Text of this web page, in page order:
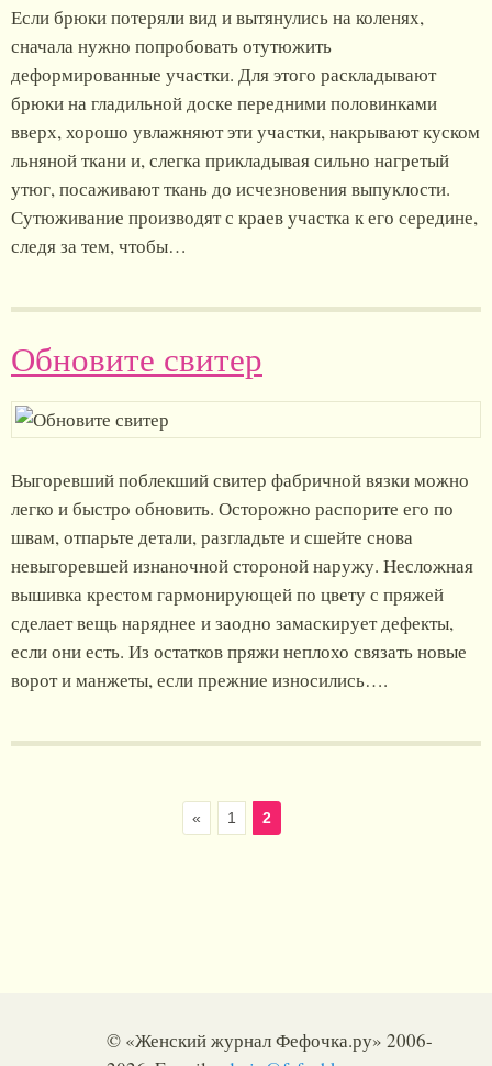
Если брюки потеряли вид и вытянулись на коленях,
сначала нужно попробовать отутюжить
деформированные участки. Для этого раскладывают
брюки на гладильной доске передними половинками
вверх, хорошо увлажняют эти участки, накрывают куском
льняной ткани и, слегка прикладывая сильно нагретый
утюг, посаживают ткань до исчезновения выпуклости.
Сутюживание производят с краев участка к его середине,
следя за тем, чтобы…
Обновите свитер
Выгоревший поблекший свитер фабричной вязки можно
легко и быстро обновить. Осторожно распорите его по
швам, отпарьте детали, разгладьте и сшейте снова
невыгоревшей изнаночной стороной наружу. Несложная
вышивка крестом гармонирующей по цвету с пряжей
сделает вещь наряднее и заодно замаскирует дефекты,
если они есть. Из остатков пряжи неплохо связать новые
ворот и манжеты, если прежние износились….
« 1 2
© «Женский журнал Фефочка.ру» 2006-